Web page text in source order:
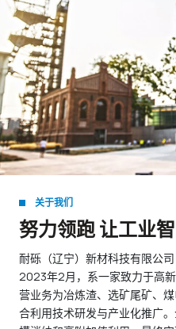
关于我们
努力领跑 让工业
耐砾（辽宁）新材科技有限公
2023年2月，系一家致力于高
营业务为冶炼渣、选矿尾矿、
合利用技术研发与产业化推广